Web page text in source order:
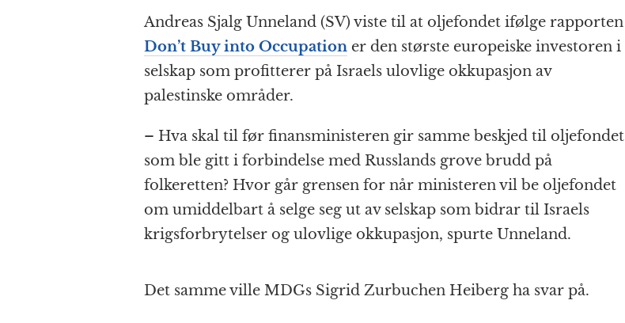
Andreas Sjalg Unneland (SV) viste til at oljefondet ifølge rapporten
Don’t Buy into Occupation er den største europeiske investoren i
selskap som profitterer på Israels ulovlige okkupasjon av
palestinske områder.
– Hva skal til før finansministeren gir samme beskjed til oljefondet
som ble gitt i forbindelse med Russlands grove brudd på
folkeretten? Hvor går grensen for når ministeren vil be oljefondet
om umiddelbart å selge seg ut av selskap som bidrar til Israels
krigsforbrytelser og ulovlige okkupasjon, spurte Unneland.
Det samme ville MDGs Sigrid Zurbuchen Heiberg ha svar på.